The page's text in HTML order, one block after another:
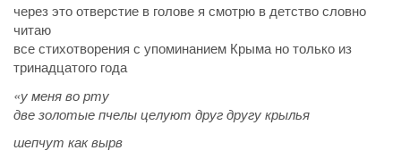
через это отверстие в голове я смотрю в детство словно
читаю
все стихотворения с упоминанием Крыма но только из
тринадцатого года
«у меня во рту
две золотые пчелы целуют друг другу крылья
шепчут как вырв